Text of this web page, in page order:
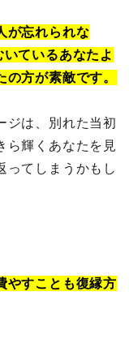
が忘れられな
ているあなたよ
方が素敵です。
ジは、別れた当初
ら輝くあなたを見
ってしまうかもし
やすことも復縁方